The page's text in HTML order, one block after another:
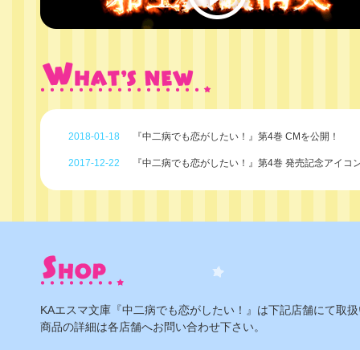
2018-01-18 『中二病でも恋がしたい！』第4巻 CMを公開！
2017-12-22 『中二病でも恋がしたい！』第4巻 発売記念アイコ
KAエスマ文庫『中二病でも恋がしたい！』は下記店舗にて取
商品の詳細は各店舗へお問い合わせ下さい。